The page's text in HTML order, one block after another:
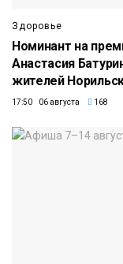
Здоровье
Номинант на
Анастасия
жителей
17:50 06 августа 168